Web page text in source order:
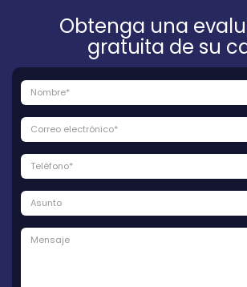
Obtenga una
gratuita de su